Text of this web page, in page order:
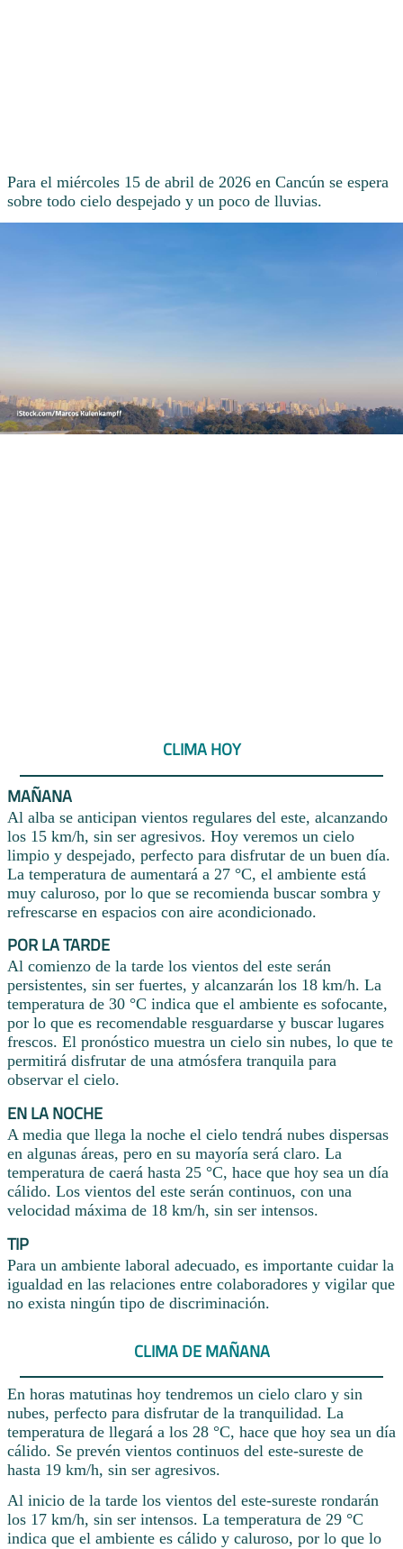
Para el miércoles 15 de abril de 2026 en Cancún se espera
sobre todo cielo despejado y un poco de lluvias.
CLIMA HOY
MAÑANA
Al alba se anticipan vientos regulares del este, alcanzando
los 15 km/h, sin ser agresivos. Hoy veremos un cielo
limpio y despejado, perfecto para disfrutar de un buen día.
La temperatura de aumentará a 27 °C, el ambiente está
muy caluroso, por lo que se recomienda buscar sombra y
refrescarse en espacios con aire acondicionado.
POR LA TARDE
Al comienzo de la tarde los vientos del este serán
persistentes, sin ser fuertes, y alcanzarán los 18 km/h. La
temperatura de 30 °C indica que el ambiente es sofocante,
por lo que es recomendable resguardarse y buscar lugares
frescos. El pronóstico muestra un cielo sin nubes, lo que te
permitirá disfrutar de una atmósfera tranquila para
observar el cielo.
EN LA NOCHE
A media que llega la noche el cielo tendrá nubes dispersas
en algunas áreas, pero en su mayoría será claro. La
temperatura de caerá hasta 25 °C, hace que hoy sea un día
cálido. Los vientos del este serán continuos, con una
velocidad máxima de 18 km/h, sin ser intensos.
TIP
Para un ambiente laboral adecuado, es importante cuidar la
igualdad en las relaciones entre colaboradores y vigilar que
no exista ningún tipo de discriminación.
CLIMA DE MAÑANA
En horas matutinas hoy tendremos un cielo claro y sin
nubes, perfecto para disfrutar de la tranquilidad. La
temperatura de llegará a los 28 °C, hace que hoy sea un día
cálido. Se prevén vientos continuos del este-sureste de
hasta 19 km/h, sin ser agresivos.
Al inicio de la tarde los vientos del este-sureste rondarán
los 17 km/h, sin ser intensos. La temperatura de 29 °C
indica que el ambiente es cálido y caluroso, por lo que lo